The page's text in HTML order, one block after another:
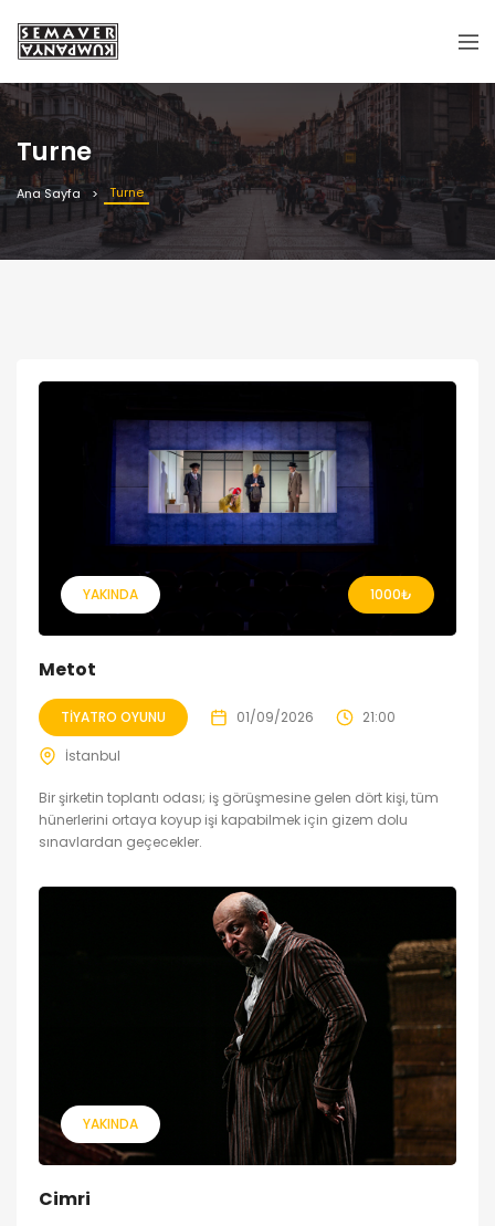
Turne
Ana Sayfa Turne
YAKINDA 1000₺
Metot
TIYATRO OYUNU 01/09/2026 21:00
İstanbul
Bir şirketin toplantı odası; iş görüşmesine gelen dört kişi, tüm
hünerlerini ortaya koyup işi kapabilmek için gizem dolu
sınavlardan geçecekler.
YAKINDA
Cimri